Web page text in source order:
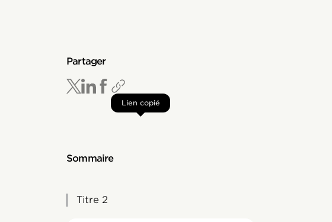
Partager
Lien copié
Sommaire
Titre 2